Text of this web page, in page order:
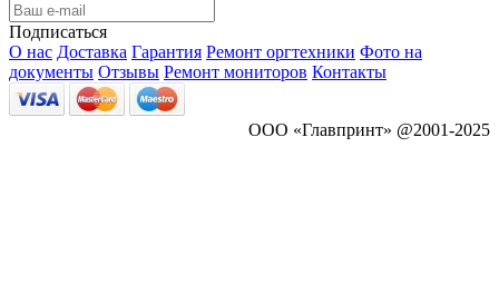
Подписаться
О нас Доставка Гарантия Ремонт оргтехники Фото на
документы Отзывы Ремонт мониторов Контакты
ООО «Главпринт» @2001-2025